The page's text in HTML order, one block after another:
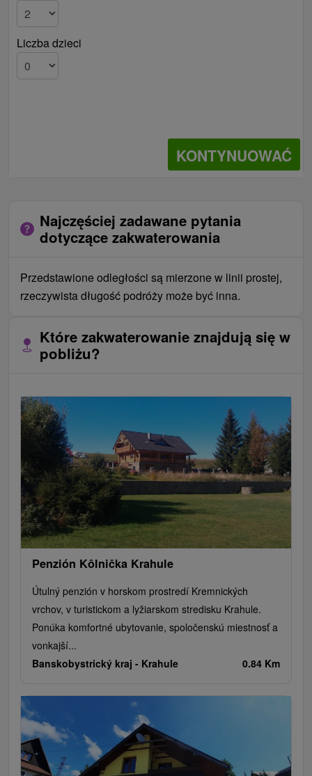
Liczba dzieci
KONTYNUOWAĆ
Najczęściej zadawane pytania
dotyczące zakwaterowania
Przedstawione odległości są mierzone w linii prostej,
rzeczywista długość podróży może być inna.
Które zakwaterowanie znajdują się w
pobliżu?
Penzión Kôlnička Krahule
Útulný penzión v horskom prostredí Kremnických
vrchov, v turistickom a lyžiarskom stredisku Krahule.
Ponúka komfortné ubytovanie, spoločenskú miestnosť a
vonkajší...
Banskobystrický kraj - Krahule 0.84 Km